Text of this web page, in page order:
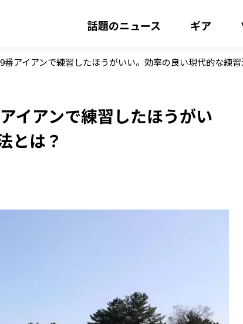
話題のニュース ギア
番アイアンで練習したほうがいい。効率の良い現代的な練習
イアンで練習したほうがい
とは？